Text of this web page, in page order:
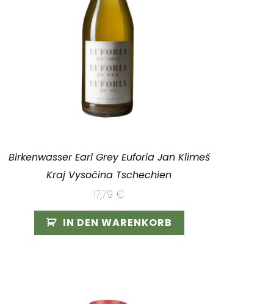
Birkenwasser Earl Grey Euforia Jan Klimeš
Kraj Vysočina Tschechien
17,79€
IN DEN WARENKORB